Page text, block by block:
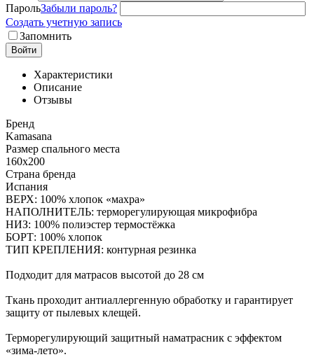
ПарольЗабыли пароль?
Создать учетную запись
Запомнить
Войти
Характеристики
Описание
Отзывы
Бренд
Kamasana
Размер спального места
160x200
Страна бренда
Испания
ВЕРХ: 100% хлопок «махра»
НАПОЛНИТЕЛЬ: терморегулирующая микрофибра
НИЗ: 100% полиэстер термостёжка
БОРТ: 100% хлопок
ТИП КРЕПЛЕНИЯ: контурная резинка
Подходит для матрасов высотой до 28 см
Ткань проходит антиаллергенную обработку и гарантирует
защиту от пылевых клещей.
Терморегулирующий защитный наматрасник с эффектом
«зима-лето».